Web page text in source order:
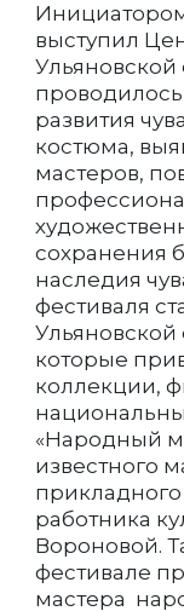
выступил
развития
костюма,
мастеров,
сохранения
наследия
фестиваля
Ульяновской
которые
коллекции,
«Народный
известного
прикладного
работника
Вороновой.
фестивале
мастера